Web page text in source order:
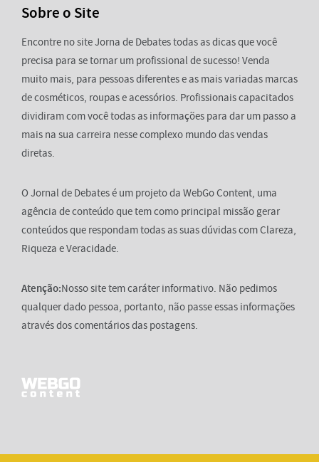
Sobre o Site
Encontre no site Jorna de Debates todas as dicas que você
precisa para se tornar um profissional de sucesso! Venda
muito mais, para pessoas diferentes e as mais variadas marcas
de cosméticos, roupas e acessórios. Profissionais capacitados
dividiram com você todas as informações para dar um passo a
mais na sua carreira nesse complexo mundo das vendas
diretas.
O Jornal de Debates é um projeto da WebGo Content, uma
agência de conteúdo que tem como principal missão gerar
conteúdos que respondam todas as suas dúvidas com Clareza,
Riqueza e Veracidade.
Atenção:Nosso site tem caráter informativo. Não pedimos
qualquer dado pessoa, portanto, não passe essas informações
através dos comentários das postagens.